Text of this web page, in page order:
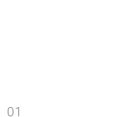
01